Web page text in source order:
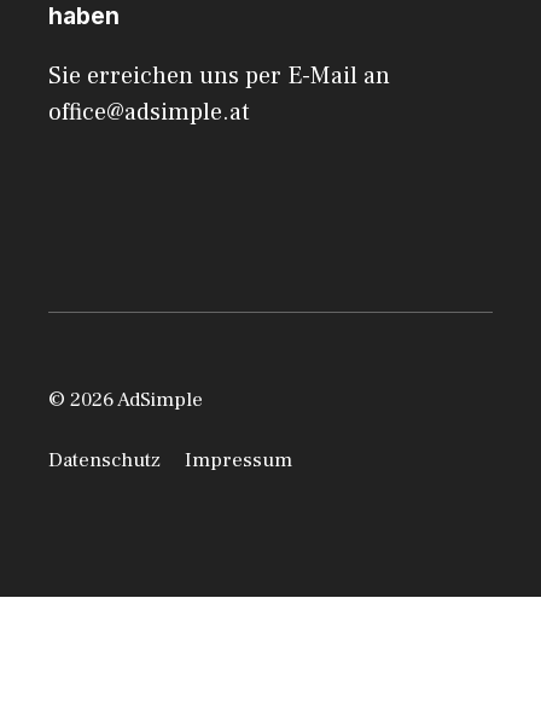
haben
Sie erreichen uns per E-Mail an
office@adsimple.at
© 2026 AdSimple
Datenschutz Impressum